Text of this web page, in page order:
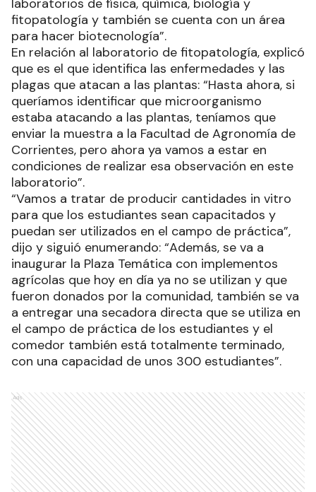
laboratorio central es un complejo de
laboratorios de física, química, biología y
fitopatología y también se cuenta con un área
para hacer biotecnología”.
En relación al laboratorio de fitopatología, explicó
que es el que identifica las enfermedades y las
plagas que atacan a las plantas: “Hasta ahora, si
queríamos identificar que microorganismo
estaba atacando a las plantas, teníamos que
enviar la muestra a la Facultad de Agronomía de
Corrientes, pero ahora ya vamos a estar en
condiciones de realizar esa observación en este
laboratorio”.
“Vamos a tratar de producir cantidades in vitro
para que los estudiantes sean capacitados y
puedan ser utilizados en el campo de práctica”,
dijo y siguió enumerando: “Además, se va a
inaugurar la Plaza Temática con implementos
agrícolas que hoy en día ya no se utilizan y que
fueron donados por la comunidad, también se va
a entregar una secadora directa que se utiliza en
el campo de práctica de los estudiantes y el
con una capacidad de unos 300 estudiantes”.
Ads